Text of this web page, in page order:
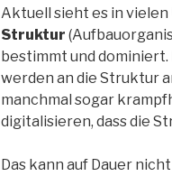
Aktuell sieht es in vielen
Struktur
bestimmt und
werden an die Struktur
manchmal sogar
digitalisieren, dass die
Das kann auf Dauer